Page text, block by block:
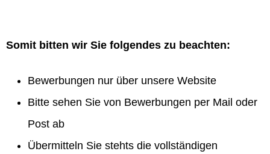
Somit bitten wir Sie folgendes zu beachten:
Bewerbungen nur über unsere Website
Bitte sehen Sie von Bewerbungen per Mail oder
Post ab
Übermitteln Sie stehts die vollständigen